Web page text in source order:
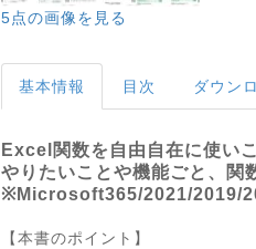
5点の画像を見る
基本情報 目次 ダウン
Excel関数を自由自在に使い
やりたいことや機能ごと、関
※Microsoft365/2021/2019/
【本書のポイント】